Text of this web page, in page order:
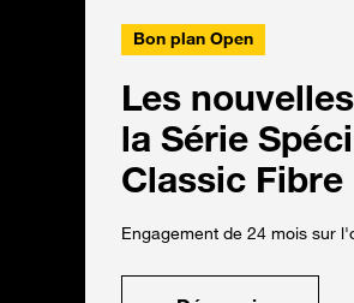
Bon plan Open
Les nouvelles
la Série
Classic Fibre
Engagement de 24 mois sur